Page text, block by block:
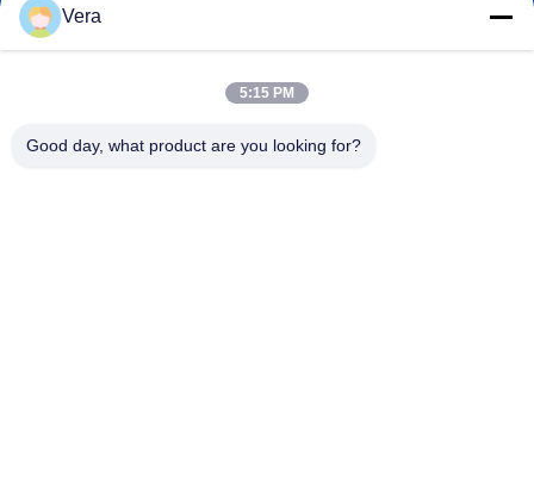
Ηλεκτρονικό
Τηλέφωνο
Vera
5:15 PM
Good day, what product are you looking for?